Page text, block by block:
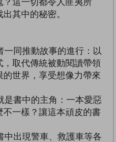
其中的秘密。
一同推動故事的進行：以
取代傳統被動閱讀帶領
世界，享受想像力帶來
是書中的主角：一本愛惡
一樣？讓這本頑皮的書
中出現警車、救護車等各